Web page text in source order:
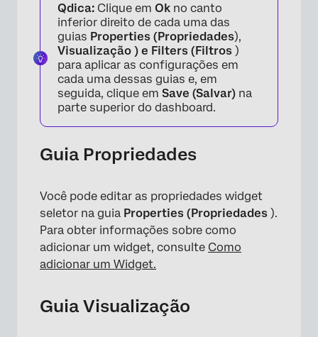
Qdica: Clique em Ok no canto
inferior direito de cada uma das
guias Properties (Propriedades),
Visualização ) e Filters (Filtros )
para aplicar as configurações em
cada uma dessas guias e, em
seguida, clique em Save (Salvar) na
parte superior do dashboard.
Guia Propriedades
Você pode editar as propriedades widget
seletor na guia Properties (Propriedades ).
Para obter informações sobre como
adicionar um widget, consulte Como
adicionar um Widget.
Guia Visualização